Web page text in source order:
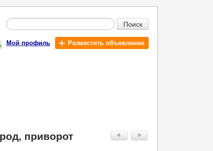
Поиск
Мой профиль Разместить объявление
приворот